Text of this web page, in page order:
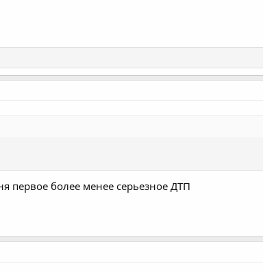
первое более менее серьезное ДТП